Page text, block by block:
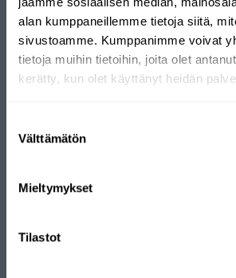
alan kumppaneillemme tietoja siitä,
sivustoamme. Kumppanimme voivat
tietoja muihin tietoihin, joita olet
kerätty, kun olet käyttänyt heidän
valinta
Välttämätön
Mieltymykset
Tilastot
FINSK WEBBUTIK
ett finländskt företag och produkterna
Leveransland